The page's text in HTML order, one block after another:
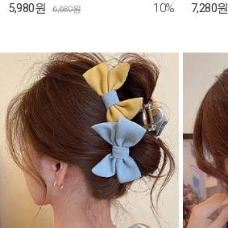
5,980원 6,680원 10% 7,280원